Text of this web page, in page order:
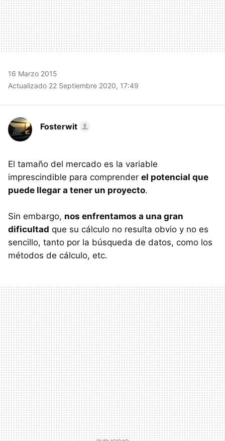
16 Marzo 2015
Actualizado 22 Septiembre 2020, 17:49
Fosterwit
El tamaño del mercado es la variable
imprescindible para comprender el potencial que
puede llegar a tener un proyecto.
Sin embargo, nos enfrentamos a una gran
dificultad que su cálculo no resulta obvio y no es
sencillo, tanto por la búsqueda de datos, como los
métodos de cálculo, etc.